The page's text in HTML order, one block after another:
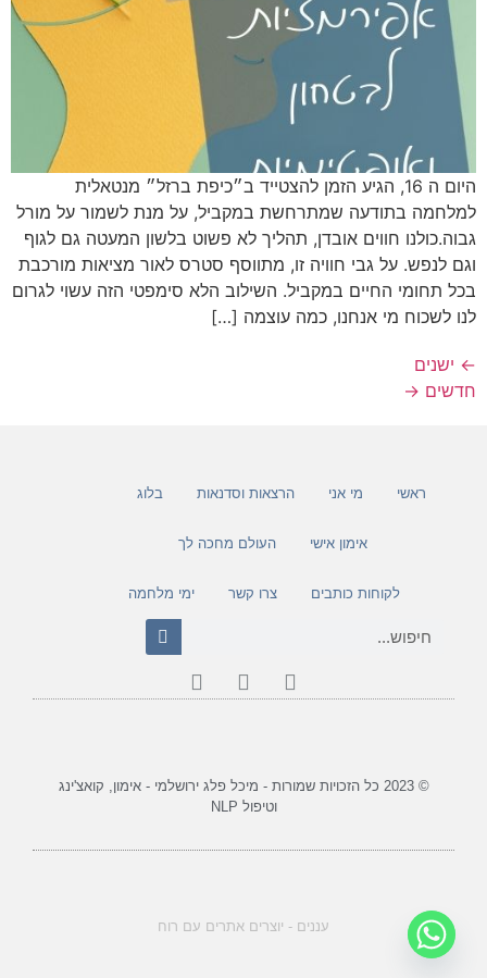
היום ה 16, הגיע הזמן להצטייד ב״כיפת ברזל״ מנטאלית
למלחמה בתודעה שמתרחשת במקביל, על מנת לשמור על מורל
גבוה.כולנו חווים אובדן, תהליך לא פשוט בלשון המעטה גם לגוף
וגם לנפש. על גבי חוויה זו, מתווסף סטרס לאור מציאות מורכבת
בכל תחומי החיים במקביל. השילוב הלא סימפטי הזה עשוי לגרום
לנו לשכוח מי אנחנו, כמה עוצמה […]
← ישנים
חדשים →
ראשי מי אני הרצאות וסדנאות בלוג
אימון אישי העולם מחכה לך
לקוחות כותבים צרו קשר ימי מלחמה
© 2023 כל הזכויות שמורות - מיכל פלג ירושלמי - אימון, קואצ'ינג
וטיפול NLP
עננים - יוצרים אתרים עם רוח